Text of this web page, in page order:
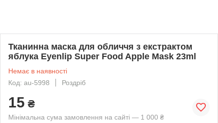
Тканинна маска для обличчя з екстрактом
яблука Eyenlip Super Food Apple Mask 23ml
Немає в наявності
Код: au-5998
Роздріб
15 ₴
Мінімальна сума замовлення на сайті — 1 000 ₴